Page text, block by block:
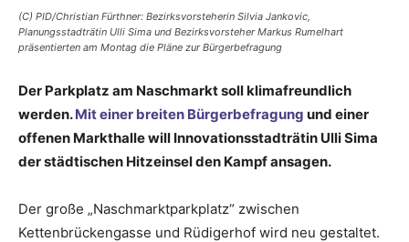
(C) PID/Christian Fürthner: Bezirksvorsteherin Silvia Jankovic,
Planungsstadträtin Ulli Sima und Bezirksvorsteher Markus Rumelhart
präsentierten am Montag die Pläne zur Bürgerbefragung
Der Parkplatz am Naschmarkt soll klimafreundlich
werden.Mit einer breiten Bürgerbefragung und einer
offenen Markthalle will Innovationsstadträtin Ulli Sima
der städtischen Hitzeinsel den Kampf ansagen.
Der große „Naschmarktparkplatz“ zwischen
Kettenbrückengasse und Rüdigerhof wird neu gestaltet.